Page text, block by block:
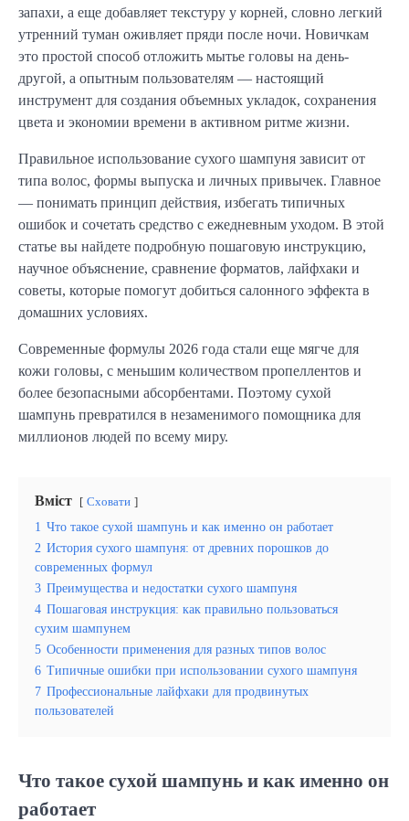
запахи, а еще добавляет текстуру у корней, словно легкий
утренний туман оживляет пряди после ночи. Новичкам
это простой способ отложить мытье головы на день-
другой, а опытным пользователям — настоящий
инструмент для создания объемных укладок, сохранения
цвета и экономии времени в активном ритме жизни.
Правильное использование сухого шампуня зависит от
типа волос, формы выпуска и личных привычек. Главное
— понимать принцип действия, избегать типичных
ошибок и сочетать средство с ежедневным уходом. В этой
статье вы найдете подробную пошаговую инструкцию,
научное объяснение, сравнение форматов, лайфхаки и
советы, которые помогут добиться салонного эффекта в
домашних условиях.
Современные формулы 2026 года стали еще мягче для
кожи головы, с меньшим количеством пропеллентов и
более безопасными абсорбентами. Поэтому сухой
шампунь превратился в незаменимого помощника для
миллионов людей по всему миру.
Вміст Сховати
1 Что такое сухой шампунь и как именно он работает
2 История сухого шампуня: от древних порошков до
современных формул
3 Преимущества и недостатки сухого шампуня
4 Пошаговая инструкция: как правильно пользоваться
сухим шампунем
5 Особенности применения для разных типов волос
6 Типичные ошибки при использовании сухого шампуня
7 Профессиональные лайфхаки для продвинутых
пользователей
Что такое сухой шампунь и как именно он
работает